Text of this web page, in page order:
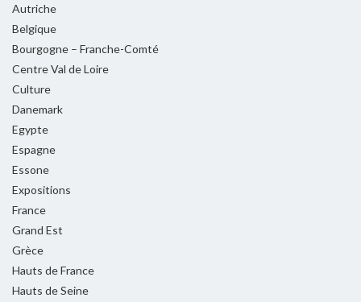
Autriche
Belgique
Bourgogne – Franche-Comté
Centre Val de Loire
Culture
Danemark
Egypte
Espagne
Essone
Expositions
France
Grand Est
Grèce
Hauts de France
Hauts de Seine